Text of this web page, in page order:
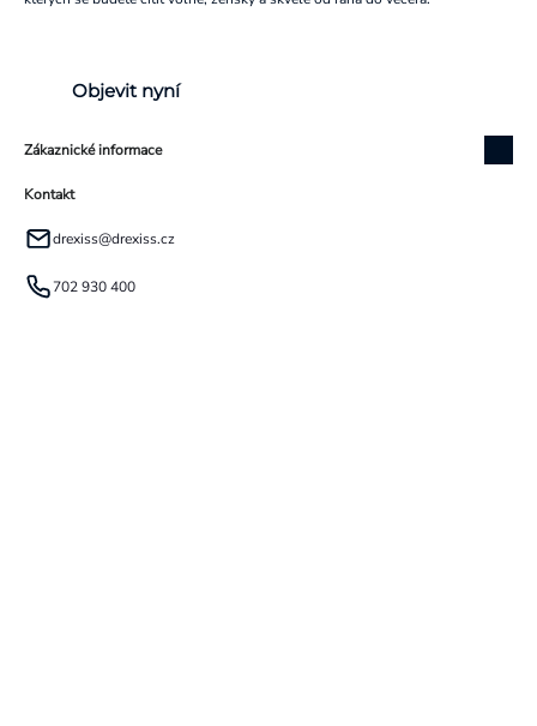
Objevit nyní
Zákaznické informace
Kontakt
drexiss@drexiss.cz
702 930 400